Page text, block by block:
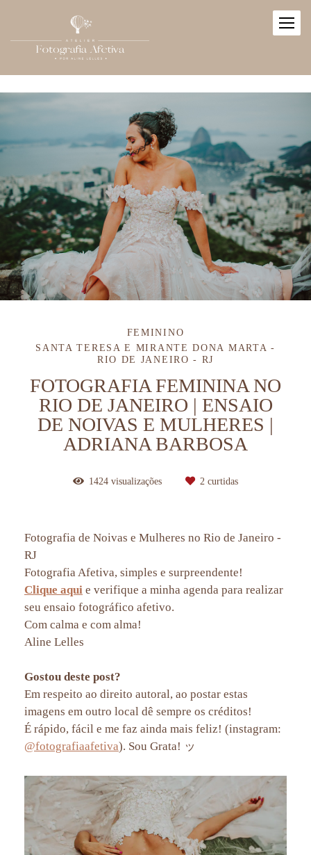
FEMININO
SANTA TERESA E MIRANTE DONA MARTA -
RIO DE JANEIRO - RJ
FOTOGRAFIA FEMININA NO
RIO DE JANEIRO | ENSAIO
DE NOIVAS E MULHERES |
ADRIANA BARBOSA
1424 visualizações 2 curtidas
Fotografia de Noivas e Mulheres no Rio de Janeiro -
RJ
Fotografia Afetiva, simples e surpreendente!
Clique aqui e verifique a minha agenda para realizar
seu ensaio fotográfico afetivo.
Com calma e com alma!
Aline Lelles
Gostou deste post?
Em respeito ao direito autoral, ao postar estas
imagens em outro local dê sempre os créditos!
É rápido, fácil e me faz ainda mais feliz! (instagram:
@fotografiaafetiva). Sou Grata! ッ